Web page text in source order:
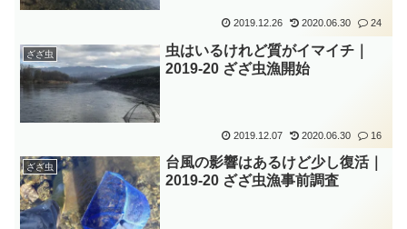
2019.12.26 2020.06.30 24
ざざ虫
虫はいるけれど質がイマイチ｜
2019-20 ざざ虫漁開始
2019.12.07 2020.06.30 16
ざざ虫
台風の影響はあるけど少し復活｜
2019-20 ざざ虫漁事前調査